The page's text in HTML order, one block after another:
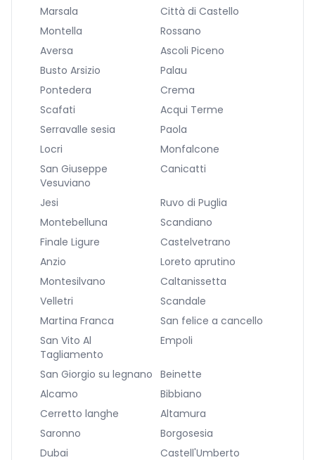
Marsala
Città di Castello
Montella
Rossano
Aversa
Ascoli Piceno
Busto Arsizio
Palau
Pontedera
Crema
Scafati
Acqui Terme
Serravalle sesia
Paola
Locri
Monfalcone
San Giuseppe
Vesuviano
Canicatti
Jesi
Ruvo di Puglia
Montebelluna
Scandiano
Finale Ligure
Castelvetrano
Anzio
Loreto aprutino
Montesilvano
Caltanissetta
Velletri
Scandale
Martina Franca
San felice a cancello
San Vito Al
Tagliamento
Empoli
San Giorgio su legnano Beinette
Alcamo
Bibbiano
Cerretto langhe
Altamura
Saronno
Borgosesia
Dubai
Castell'Umberto